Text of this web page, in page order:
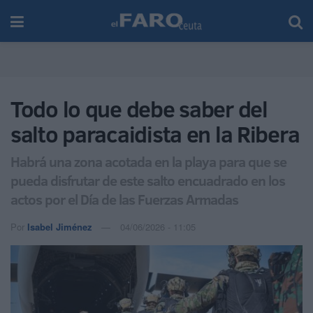
Todo lo que debe saber del
salto paracaidista en la Ribera
Habrá una zona acotada en la playa para que se
pueda disfrutar de este salto encuadrado en los
actos por el Día de las Fuerzas Armadas
Por Isabel Jiménez 04/06/2026 - 11:05